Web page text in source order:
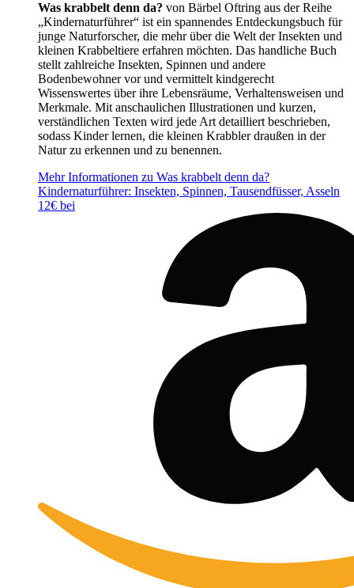
Was krabbelt denn da? von Bärbel Oftring aus der Reihe
„Kindernaturführer“ ist ein spannendes Entdeckungsbuch für
junge Naturforscher, die mehr über die Welt der Insekten und
kleinen Krabbeltiere erfahren möchten. Das handliche Buch
stellt zahlreiche Insekten, Spinnen und andere
Bodenbewohner vor und vermittelt kindgerecht
Wissenswertes über ihre Lebensräume, Verhaltensweisen und
Merkmale. Mit anschaulichen Illustrationen und kurzen,
verständlichen Texten wird jede Art detailliert beschrieben,
sodass Kinder lernen, die kleinen Krabbler draußen in der
Natur zu erkennen und zu benennen.
Mehr Informationen zu Was krabbelt denn da?
Kindernaturführer: Insekten, Spinnen, Tausendfüsser, Asseln
12€ bei